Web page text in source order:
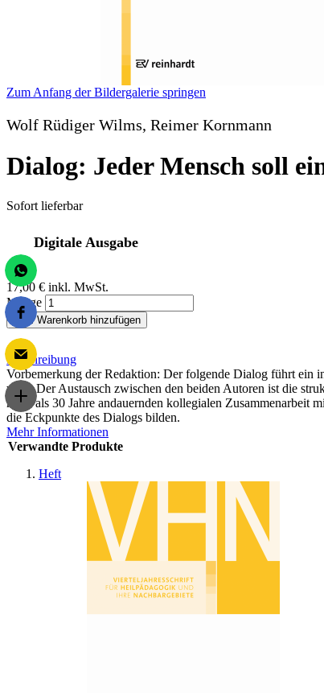
Zum Anfang der Bildergalerie springen
Wolf Rüdiger Wilms, Reimer Kornmann
Dialog: Jeder Mensch soll
Sofort lieferbar
Digitale Ausgabe
17,00 € inkl. MwSt.
Menge
Zum Warenkorb hinzufügen
Beschreibung
Vorbemerkung der Redaktion: Der folgende Dialog führt ein
wird. Der Austausch zwischen den beiden Autoren ist die
mehr als 30 Jahre andauernden kollegialen
die Eckpunkte des Dialogs bilden.
Mehr Informationen
Verwandte Produkte
Heft